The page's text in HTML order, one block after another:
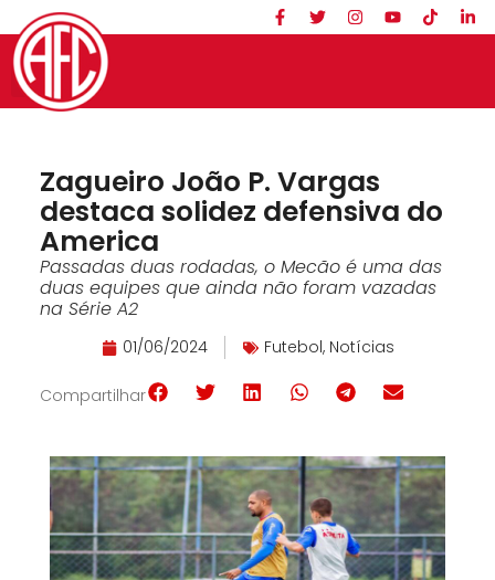
Zagueiro João P. Vargas
destaca solidez defensiva do
America
Passadas duas rodadas, o Mecão é uma das
duas equipes que ainda não foram vazadas
na Série A2
01/06/2024 Futebol, Notícias
Compartilhar